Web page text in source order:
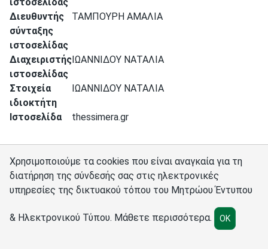
Διευθυντής
σύνταξης
ιστοσελίδας
ΤΑΜΠΟΥΡΗ ΑΜΑΛΙΑ
Διαχειριστής
ιστοσελίδας
ΙΩΑΝΝΙΔΟΥ ΝΑΤΑΛΙΑ
Στοιχεία
ιδιοκτήτη
ΙΩΑΝΝΙΔΟΥ ΝΑΤΑΛΙΑ
Ιστοσελίδα thessimera.gr
Ρυθμίσεις cookies
Χρησιμοποιούμε τα cookies που είναι αναγκαία για τη
διατήρηση της σύνδεσής σας στις ηλεκτρονικές
υπηρεσίες της δικτυακού τόπου του Μητρώου Έντυπου
& Ηλεκτρονικού Τύπου. Μάθετε περισσότερα. OK